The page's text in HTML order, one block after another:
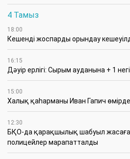
4 Тамыз
18:00
Кешенді жоспарды орындау
16:15
Дәуір ерлігі: Сырым ауданына + 1
15:00
Халық қаһарманы Иван Гапич
12:30
БҚО-да қарақшылық шабуыл жасаған
полицейлер марапатталды